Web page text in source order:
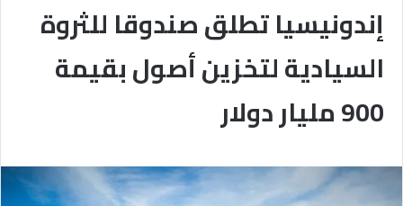
إندونيسيا تطلق صندوقا للثروة
السيادية لتخزين أصول بقيمة
900 مليار دولار